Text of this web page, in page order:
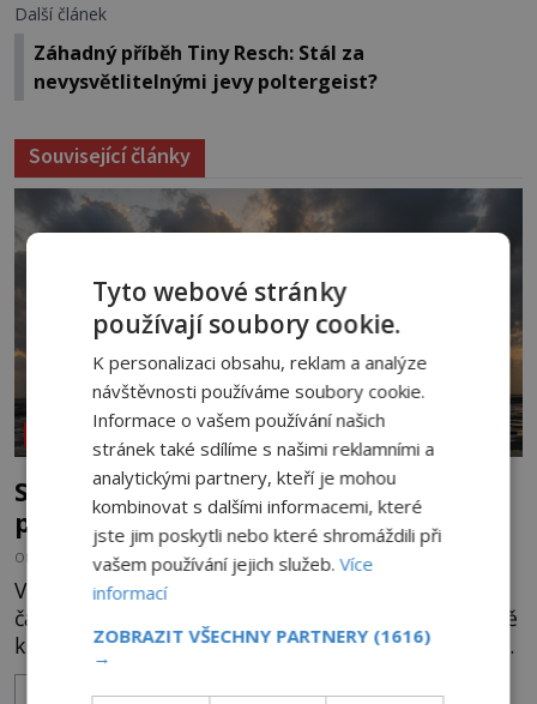
Další článek
Záhadný příběh Tiny Resch: Stál za
nevysvětlitelnými jevy poltergeist?
Související články
NEOBJASNĚNÉ UDÁLOSTI
Strašidelná pláž Dumas: Je černý písek
podhoubím, ze kterého roste zlo?
OD MIREK BRÁT 6.8.2026 3.2TIS
V indickém svazovém státu Gudžarát se nachází
část pobřeží, které má hodně temnou pověst. Jistě
k tomu přispívá i černý písek této pláže. Proč má
pláž takové netypické zbarvení? Nakolik jsou
ZOBRAZIT VÍCE
Tyto webové stránky
používají soubory cookie.
K personalizaci obsahu, reklam a analýze
návštěvnosti používáme soubory cookie.
Informace o vašem používání našich
stránek také sdílíme s našimi reklamními a
analytickými partnery, kteří je mohou
kombinovat s dalšími informacemi, které
jste jim poskytli nebo které shromáždili při
vašem používání jejich služeb.Více
informací
ZOBRAZIT VŠECHNY PARTNERY (1616)
→